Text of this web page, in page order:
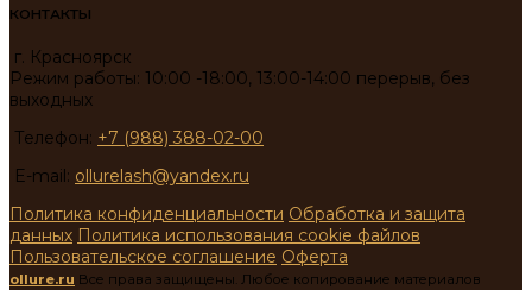
КОНТАКТЫ
г. Красноярск
Режим работы: 10:00 -18:00, 13:00-14:00 перерыв, без
выходных
Телефон: +7 (988) 388-02-00
E-mail: ollurelash@yandex.ru
Политика конфиденциальности Обработка и защита
данных Политика использования cookie файлов
Пользовательское соглашение Оферта
ollure.ru Все права защищены. Любое копирование материалов